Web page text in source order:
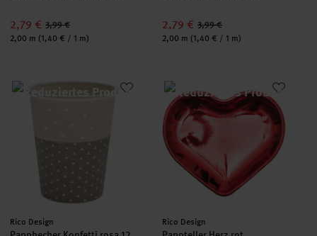
2,79 € 3,99 €
Inhalt:
2,00 m (1,40 € / 1 m)
2,79 € 3,99 €
Inhalt:
2,00 m (1,40 € / 1 m)
Pappbecher Konfetti rosa 12 Stück
Hersteller:
Rico Design
Pappteller Herz rot 20,8x18,5cm
Hersteller:
Rico Design